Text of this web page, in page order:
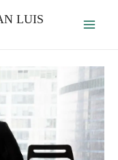
LUIS